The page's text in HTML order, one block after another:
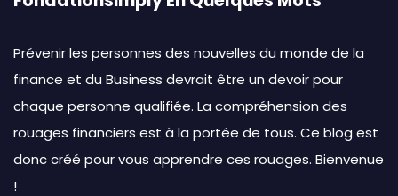
Prévenir les personnes des nouvelles du monde de la
finance et du Business devrait être un devoir pour
chaque personne qualifiée. La compréhension des
rouages financiers est à la portée de tous. Ce blog est
donc créé pour vous apprendre ces rouages. Bienvenue
!